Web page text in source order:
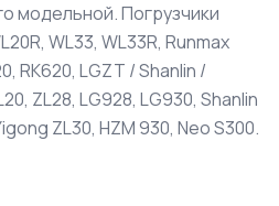
модельной. Погрузчики
WL33, WL33R, Runmax
RK620, LGZT / Shanlin /
ZL28, LG928, LG930, Shanlin
ZL30, HZM 930, Neo S300.